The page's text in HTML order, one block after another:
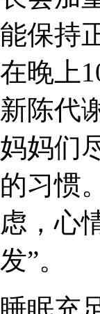
能保持
在晚上
新陈代
妈妈们
的习惯
虑，心
发”。